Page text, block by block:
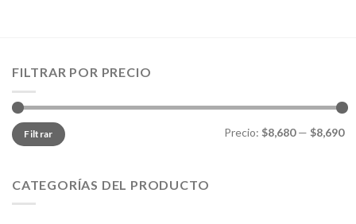
FILTRAR POR PRECIO
Precio
mínimo
Precio
máximo
Filtrar Precio: $8,680— $8,690
CATEGORÍAS DEL PRODUCTO